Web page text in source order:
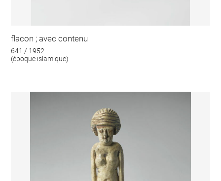
flacon ; avec contenu
641 / 1952
(époque islamique)